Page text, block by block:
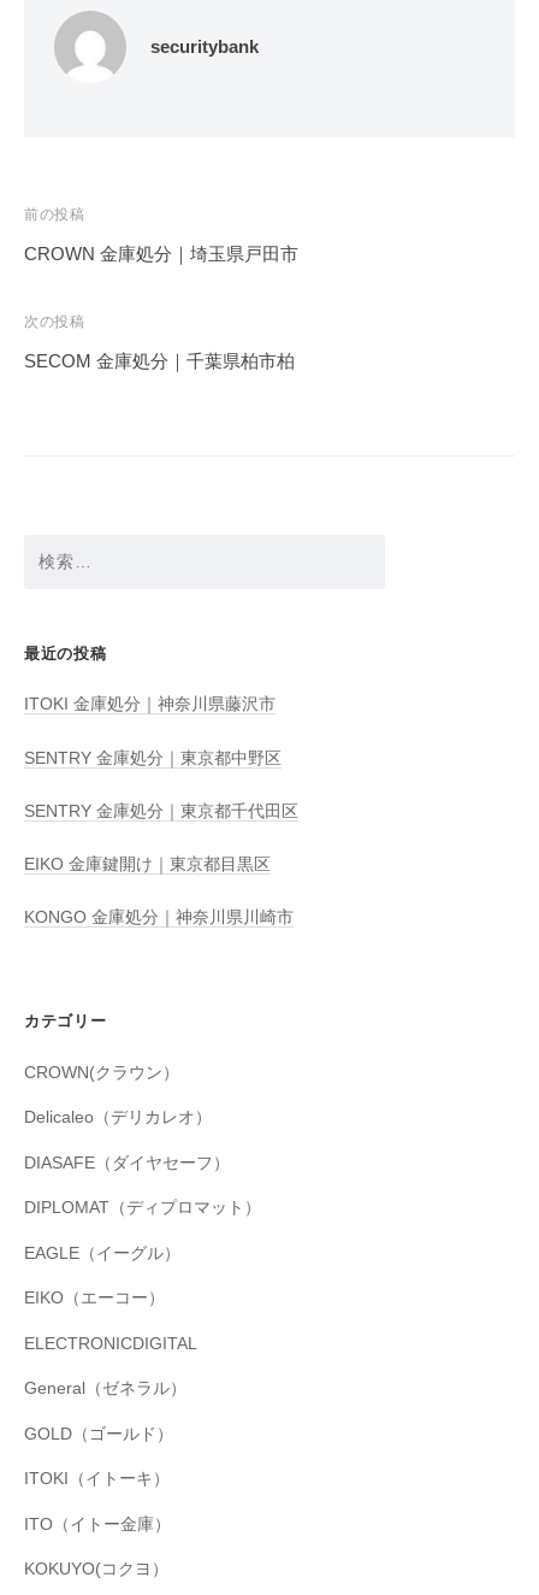
securitybank
投
稿
ビ
ゲ
前の投稿
CROWN 金庫処分｜埼玉県戸田市
次の投稿
SECOM 金庫処分｜千葉県柏市柏
最近の投稿
ITOKI 金庫処分｜神奈川県藤沢市
SENTRY 金庫処分｜東京都中野区
SENTRY 金庫処分｜東京都千代田区
EIKO 金庫鍵開け｜東京都目黒区
KONGO 金庫処分｜神奈川県川崎市
カテゴリー
CROWN(クラウン）
Delicaleo（デリカレオ）
DIASAFE（ダイヤセーフ）
DIPLOMAT（ディプロマット）
EAGLE（イーグル）
EIKO（エーコー）
ELECTRONICDIGITAL
General（ゼネラル）
GOLD（ゴールド）
ITOKI（イトーキ）
ITO（イトー金庫）
KOKUYO(コクヨ）